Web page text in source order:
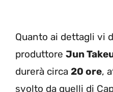
Quanto ai dettagli vi
produttore Jun
durerà circa 20 ore,
svolto da quelli di